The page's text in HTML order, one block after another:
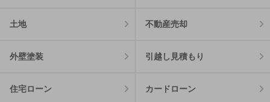
土地 不動産売却
外壁塗装 引越し見積もり
住宅ローン カードローン